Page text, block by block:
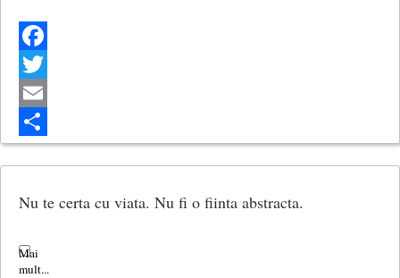
Facebook
Twitter
Email
Share
Nu te certa cu viata. Nu fi o fiinta abstracta.